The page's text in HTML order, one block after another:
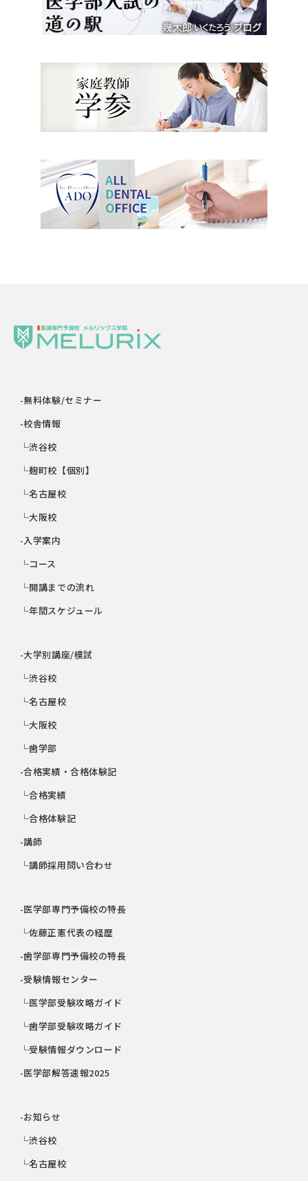
-無料体験/セミナー
-校舎情報
└渋谷校
└麹町校【個別】
└名古屋校
└大阪校
-入学案内
└コース
└開講までの流れ
└年間スケジュール
-大学別講座/模試
└渋谷校
└名古屋校
└大阪校
└歯学部
-合格実績・合格体験記
└合格実績
└合格体験記
-講師
└講師採用問い合わせ
-医学部専門予備校の特長
└佐藤正憲代表の経歴
-歯学部専門予備校の特長
-受験情報センター
└医学部受験攻略ガイド
└歯学部受験攻略ガイド
└受験情報ダウンロード
-医学部解答速報2025
-お知らせ
└渋谷校
└名古屋校